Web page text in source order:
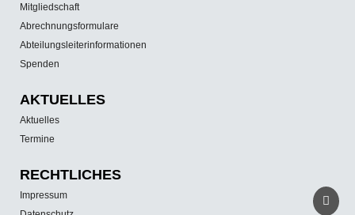
Mitgliedschaft
Abrechnungsformulare
Abteilungsleiterinformationen
Spenden
AKTUELLES
Aktuelles
Termine
RECHTLICHES
Impressum